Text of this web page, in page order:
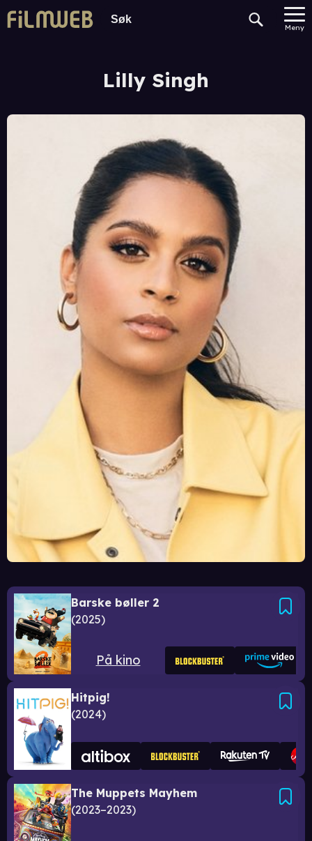
Meny
Lilly Singh
Barske bøller 2
2025
På kino
Hitpig!
2024
The Muppets Mayhem
2023–2023